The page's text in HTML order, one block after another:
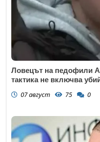
Ловецът на педофили
тактика не включва
07 август 75 0